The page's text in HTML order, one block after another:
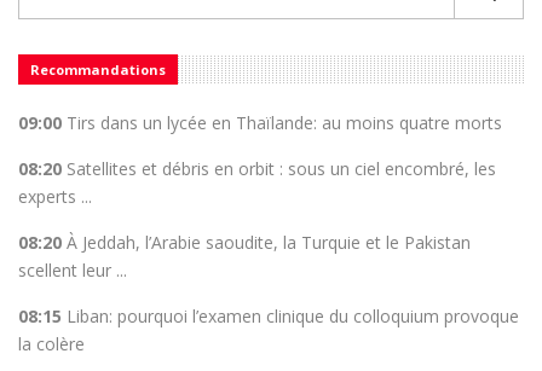
Recommandations
09:00 Tirs dans un lycée en Thaïlande: au moins quatre morts
08:20 Satellites et débris en orbit : sous un ciel encombré, les
experts ...
08:20 À Jeddah, l’Arabie saoudite, la Turquie et le Pakistan
scellent leur ...
08:15 Liban: pourquoi l’examen clinique du colloquium provoque
la colère